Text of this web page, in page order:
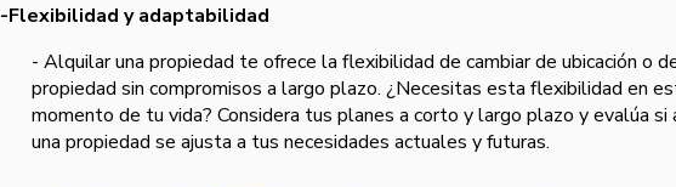
-Flexibilidad y adaptabilidad
- Alquilar una propiedad te ofrece la flexibilidad de cambiar de ubicación o
propiedad sin compromisos a largo plazo. ¿Necesitas esta flexibilidad en
momento de tu vida? Considera tus planes a corto y largo plazo y evalúa si
una propiedad se ajusta a tus necesidades actuales y futuras.